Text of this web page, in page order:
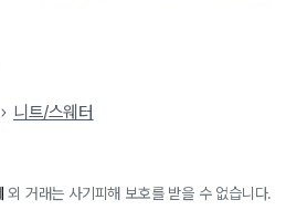
니트/스웨터
외 거래는 사기피해 보호를 받을 수 없습니다.